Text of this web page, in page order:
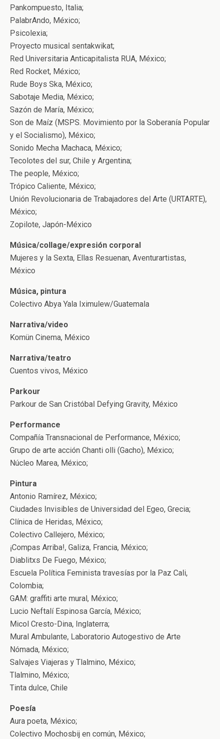
Pankompuesto, Italia;
PalabrAndo, México;
Psicolexia;
Proyecto musical sentakwikat;
Red Universitaria Anticapitalista RUA, México;
Red Rocket, México;
Rude Boys Ska, México;
Sabotaje Media, México;
Sazón de María, México;
Son de Maíz (MSPS. Movimiento por la Soberanía Popular
y el Socialismo), México;
Sonido Mecha Machaca, México;
Tecolotes del sur, Chile y Argentina;
The people, México;
Trópico Caliente, México;
Unión Revolucionaria de Trabajadores del Arte (URTARTE),
México;
Zopilote, Japón-México
Música/collage/expresión corporal
Mujeres y la Sexta, Ellas Resuenan, Aventurartistas,
México
Música, pintura
Colectivo Abya Yala Iximulew/Guatemala
Narrativa/video
Komün Cinema, México
Narrativa/teatro
Cuentos vivos, México
Parkour
Parkour de San Cristóbal Defying Gravity, México
Performance
Compañía Transnacional de Performance, México;
Grupo de arte acción Chanti olli (Gacho), México;
Núcleo Marea, México;
Pintura
Antonio Ramírez, México;
Ciudades Invisibles de Universidad del Egeo, Grecia;
Clínica de Heridas, México;
Colectivo Callejero, México;
¡Compas Arriba!, Galiza, Francia, México;
Diablitxs De Fuego, México;
Escuela Política Feminista travesías por la Paz Cali,
Colombia;
GAM: graffiti arte mural, México;
Lucio Neftalí Espinosa García, México;
Micol Cresto-Dina, Inglaterra;
Mural Ambulante, Laboratorio Autogestivo de Arte
Nómada, México;
Salvajes Viajeras y Tlalmino, México;
Tlalmino, México;
Tinta dulce, Chile
Poesía
Aura poeta, México;
Colectivo Mochosbij en común, México;